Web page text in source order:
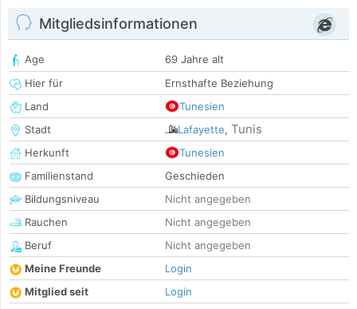
Mitgliedsinformationen
Age
69 Jahre alt
Hier für
Ernsthafte Beziehung
Land
Tunesien
Stadt
Lafayette, Tunis
Herkunft
Tunesien
Familienstand
Geschieden
Bildungsniveau
Nicht angegeben
Rauchen
Nicht angegeben
Beruf
Nicht angegeben
Meine Freunde
Login
Mitglied seit
Login